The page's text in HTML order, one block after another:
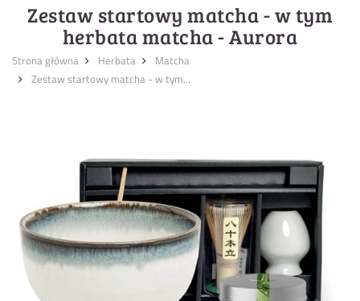
Zestaw startowy matcha - w tym
herbata matcha - Aurora
Strona główna Herbata
Matcha
Zestaw startowy matcha - w tym...